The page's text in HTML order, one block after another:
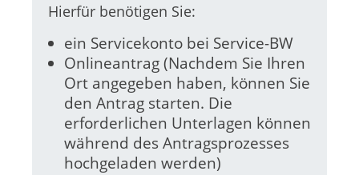
Hierfür benötigen Sie:
ein Servicekonto bei Service-BW
Onlineantrag (Nachdem Sie Ihren
Ort angegeben haben, können Sie
den Antrag starten. Die
erforderlichen Unterlagen können
während des Antragsprozesses
hochgeladen werden)